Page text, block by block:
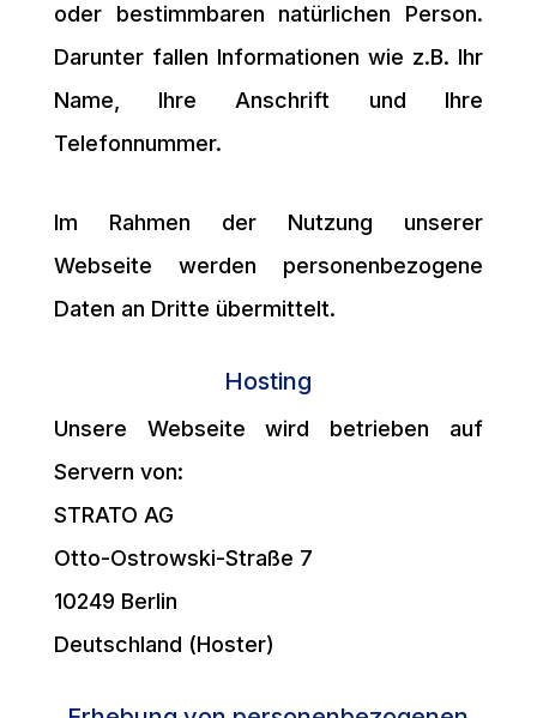
oder bestimmbaren natürlichen Person.
Darunter fallen Informationen wie z.B. Ihr
Name, Ihre Anschrift und Ihre
Telefonnummer.
Im Rahmen der Nutzung unserer
Webseite werden personenbezogene
Daten an Dritte übermittelt.
Hosting
Unsere Webseite wird betrieben auf
Servern von:
STRATO AG
Otto-Ostrowski-Straße 7
10249 Berlin
Deutschland (Hoster)